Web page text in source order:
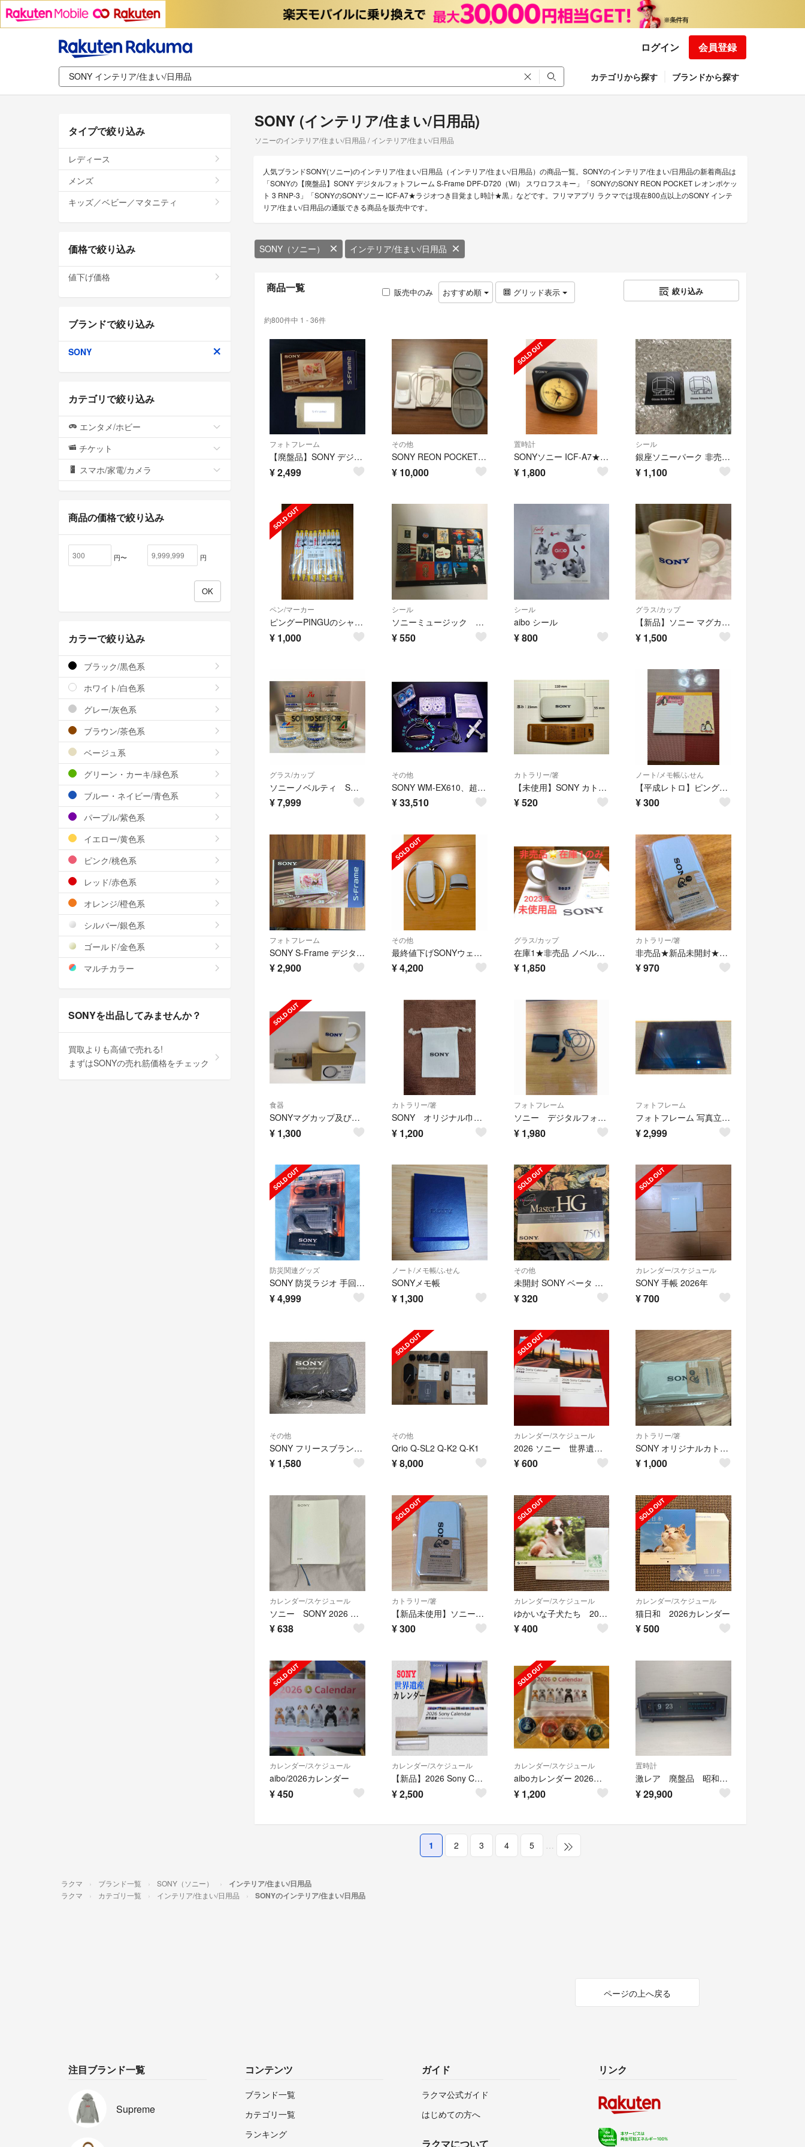
ログイン 会員登録
カテゴリから探す ブランドから探す
SONY (インテリア/住まい/日用品)
ソニーのインテリア/住まい/日用品 / インテリア/住まい/日用品
人気ブランドSONY(ソニー)のインテリア/住まい/日用品（インテリア/住まい/日用品）の商品一覧。SONYのインテリア/住まい/日用品の新着商品は
「SONYの【廃盤品】SONY デジタルフォトフレーム S-Frame DPF-D720（WI） スワロフスキー」「SONYのSONY REON POCKET レオンポケッ
ト 3 RNP-3」「SONYのSONYソニー ICF-A7★ラジオつき目覚まし時計★黒」などです。フリマアプリ ラクマでは現在800点以上のSONY インテ
リア/住まい/日用品の通販できる商品を販売中です。
SONY（ソニー） インテリア/住まい/日用品
商品一覧 販売中のみ おすすめ順 グリッド表示 絞り込み
約800件中 1 - 36件
フォトフレーム
【廃盤品】SONY デジタルフォトフレーム S-Frame DPF-D720（WI） スワロフスキー
¥2,499
その他
SONY REON POCKET レオンポケット 3 RNP-3
¥ 10,000
置時計
SONYソニー ICF-A7★ラジオつき目覚まし時計★黒
¥ 1,800
シール
銀座ソニーパーク 非売品ステッカー シール 2枚セット ノベルティー 黒 白
¥ 1,100
ペン/マーカー
ピングーPINGUのシャーペン１０本セット 新品⑪
¥ 1,000
シール
ソニーミュージック ステッカー（シール）
¥550
シール
aibo シール
¥800
グラス/カップ
【新品】ソニー マグカップ 2024年記念モデル
¥ 1,500
グラス/カップ
ソニーノベルティ SONY サウンドセンサー エアライン グラス６個セット
¥7,999
その他
SONY WM-EX610、超薄い、高音質、透明カバー「整備済み、完動超美品」‼️
¥33,510
カトラリー/箸
【未使用】SONY カトラリー 3点 セット グレー ノベリティ
¥520
ノート/メモ帳/ふせん
【平成レトロ】ピングー メモ帳 80枚入り 3枚使用 当時品 美品
¥300
フォトフレーム
SONY S-Frame デジタルフォトフレーム
¥2,900
その他
最終値下げSONYウェアラブルクーラー冷温REON POCKET4レオンポケット
¥4,200
グラス/カップ
在庫1★非売品 ノベルティ★SONY ソニーストア公式 マグカップ 未使用品
¥ 1,850
カトラリー/箸
非売品★新品未開封★SONY Bamboo fiber カトラリー3点セット
¥970
食器
SONYマグカップ及び竹素材カトラリーセット
¥ 1,300
カトラリー/箸
SONY オリジナル巾着付き オリジナルカトラリー3点セット
¥ 1,200
フォトフレーム
ソニー デジタルフォトフレーム
¥ 1,980
フォトフレーム
フォトフレーム 写真立て シンプル インテリア
¥2,999
防災関連グッズ
SONY 防災ラジオ 手回し充電ラジオ ICF-B03 送料無料
¥4,999
ノート/メモ帳/ふせん
SONYメモ帳
¥ 1,300
その他
未開封 SONY ベータ ビデオテープ MASTER HG L-750
¥320
カレンダー/スケジュール
SONY 手帳 2026年
¥700
その他
SONY フリースブランケット
¥ 1,580
その他
Qrio Q-SL2 Q-K2 Q-K1
¥8,000
カレンダー/スケジュール
2026 ソニー 世界遺産 卓上カレンダー２部
¥600
カトラリー/箸
SONY オリジナルカトラリー3点セット
¥ 1,000
カレンダー/スケジュール
ソニー SONY 2026 手帳 新品
¥638
カトラリー/箸
【新品未使用】ソニー SONY バースデープレゼント オリジナルカトラリー3点
¥300
カレンダー/スケジュール
ゆかいな子犬たち 2026カレンダー
¥400
カレンダー/スケジュール
猫日和 2026カレンダー
¥500
カレンダー/スケジュール
aibo/2026カレンダー
¥450
カレンダー/スケジュール
【新品】2026 Sony Calendar ソニー 壁掛けカレンダー 世界遺産
¥2,500
カレンダー/スケジュール
aiboカレンダー 2026年(おまけ付)
¥ 1,200
置時計
激レア 廃盤品 昭和レトロ SONYパタパタ時計 ラジオ付 動作品
¥29,900
1 2 3 4 5 …
タイプで絞り込み
レディース
メンズ
キッズ／ベビー／マタニティ
価格で絞り込み
値下げ価格
ブランドで絞り込み
SONY
カテゴリで絞り込み
エンタメ/ホビー
チケット
スマホ/家電/カメラ
商品の価格で絞り込み
円〜 円
カラーで絞り込み
ブラック/黒色系
ホワイト/白色系
グレー/灰色系
ブラウン/茶色系
ベージュ系
グリーン・カーキ/緑色系
ブルー・ネイビー/青色系
パープル/紫色系
イエロー/黄色系
ピンク/桃色系
レッド/赤色系
オレンジ/橙色系
シルバー/銀色系
ゴールド/金色系
マルチカラー
SONYを出品してみませんか？
買取よりも高値で売れる!
まずはSONYの売れ筋価格をチェック
ラクマ ブランド一覧 SONY（ソニー） インテリア/住まい/日用品
ラクマ カテゴリ一覧 インテリア/住まい/日用品 SONYのインテリア/住まい/日用品
ページの上へ戻る
注目ブランド一覧
Supreme
コンテンツ
ブランド一覧
カテゴリ一覧
ランキング
ガイド
ラクマ公式ガイド
はじめての方へ
ラクマについて
リンク